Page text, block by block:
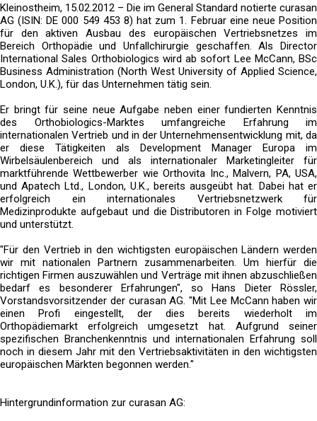
Kleinostheim, 15.02.2012 – Die im General Standard notierte curasan
AG (ISIN: DE 000 549 453 8) hat zum 1. Februar eine neue Position
für den aktiven Ausbau des europäischen Vertriebsnetzes im
Bereich Orthopädie und Unfallchirurgie geschaffen. Als Director
International Sales Orthobiologics wird ab sofort Lee McCann, BSc
Business Administration (North West University of Applied Science,
London, U.K.), für das Unternehmen tätig sein.
Er bringt für seine neue Aufgabe neben einer fundierten Kenntnis
des Orthobiologics-Marktes umfangreiche Erfahrung im
internationalen Vertrieb und in der Unternehmensentwicklung mit, da
er diese Tätigkeiten als Development Manager Europa im
Wirbelsäulenbereich und als internationaler Marketingleiter für
marktführende Wettbewerber wie Orthovita Inc., Malvern, PA, USA,
und Apatech Ltd., London, U.K., bereits ausgeübt hat. Dabei hat er
erfolgreich ein internationales Vertriebsnetzwerk für
Medizinprodukte aufgebaut und die Distributoren in Folge motiviert
und unterstützt.
"Für den Vertrieb in den wichtigsten europäischen Ländern werden
wir mit nationalen Partnern zusammenarbeiten. Um hierfür die
richtigen Firmen auszuwählen und Verträge mit ihnen abzuschließen
bedarf es besonderer Erfahrungen", so Hans Dieter Rössler,
Vorstandsvorsitzender der curasan AG. "Mit Lee McCann haben wir
einen Profi eingestellt, der dies bereits wiederholt im
Orthopädiemarkt erfolgreich umgesetzt hat. Aufgrund seiner
spezifischen Branchenkenntnis und internationalen Erfahrung soll
noch in diesem Jahr mit den Vertriebsaktivitäten in den wichtigsten
europäischen Märkten begonnen werden."
Hintergrundinformation zur curasan AG: